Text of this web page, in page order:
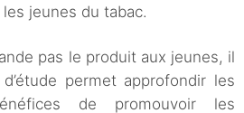
jeunes du tabac.
pas le produit aux jeunes, il
permet approfondir les
de promouvoir les